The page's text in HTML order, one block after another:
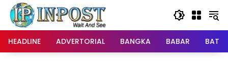
Langsung
konten
HEADLINE
ADVERTORIAL BANGKA BABAR